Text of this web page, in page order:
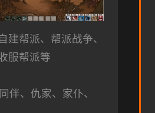
建帮派、帮派战争、
服帮派等
伴、仇家、家仆、